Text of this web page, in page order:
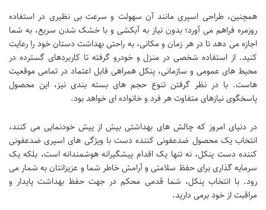
همچنین، طراحی اسپری مانند آن سهولت و سرعت بی نظیری در استفاده
روزمره فراهم می آورد؛ بدون نیاز به آبکشی و با خشک شدن سریع، به شما
اجازه می دهد تا در هر زمان و مکانی، به راحتی بهداشت دستان خود را رعایت
کنید. از استفاده شخصی در منزل و خودرو گرفته تا کاربردهای گسترده در
محیط های عمومی و سازمانی، پنکل همراهی قابل اعتماد در تمامی موقعیت
هاست. با در نظر گرفتن تنوع حجم های بسته بندی نیز، این محصول
پاسخگوی نیازهای متفاوت هر فرد و خانواده ای خواهد بود.
در دنیای امروز که چالش های بهداشتی بیش از پیش خودنمایی می کنند،
انتخاب یک محصول ضدعفونی کننده دست با ویژگی های اسپری ضدعفونی
کننده دست پنکل، نه تنها یک اقدام پیشگیرانه هوشمندانه است، بلکه یک
سرمایه گذاری برای حفظ سلامتی و آرامش خاطر شما و عزیزانتان به شمار می
رود. با انتخاب پنکل، شما قدمی محکم در جهت حفظ بهداشت پایدار و
مراقبت از خود برمی دارید.